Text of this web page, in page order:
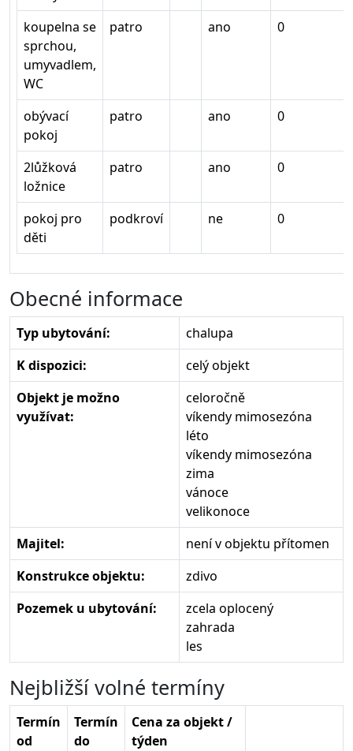
koupelna se
sprchou,
umyvadlem,
WC
patro ano 0
obývací
pokoj
patro ano 0
2lůžková
ložnice
patro ano 0
pokoj pro
děti
podkroví ne 0
Obecné informace
Typ ubytování:
chalupa
K dispozici:
celý objekt
Objekt je možno
využívat:
celoročně
víkendy mimosezóna
léto
víkendy mimosezóna
zima
vánoce
velikonoce
Majitel:
není v objektu přítomen
Konstrukce objektu:
zdivo
Pozemek u ubytování:
zcela oplocený
zahrada
les
Nejbližší volné termíny
Termín
od
Termín
do
Cena za objekt /
týden